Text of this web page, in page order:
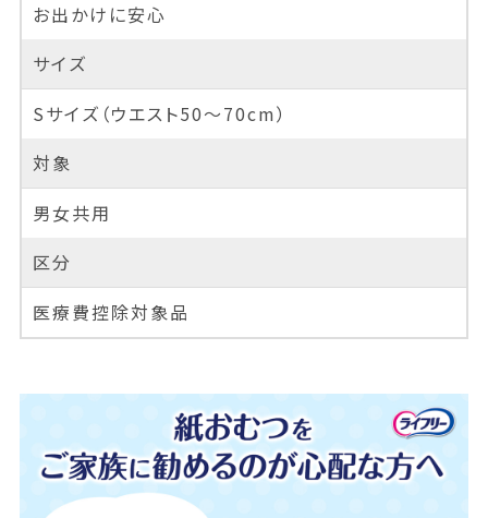
お出かけに安心
サイズ
Sサイズ（ウエスト50～70cm）
対象
男女共用
区分
医療費控除対象品